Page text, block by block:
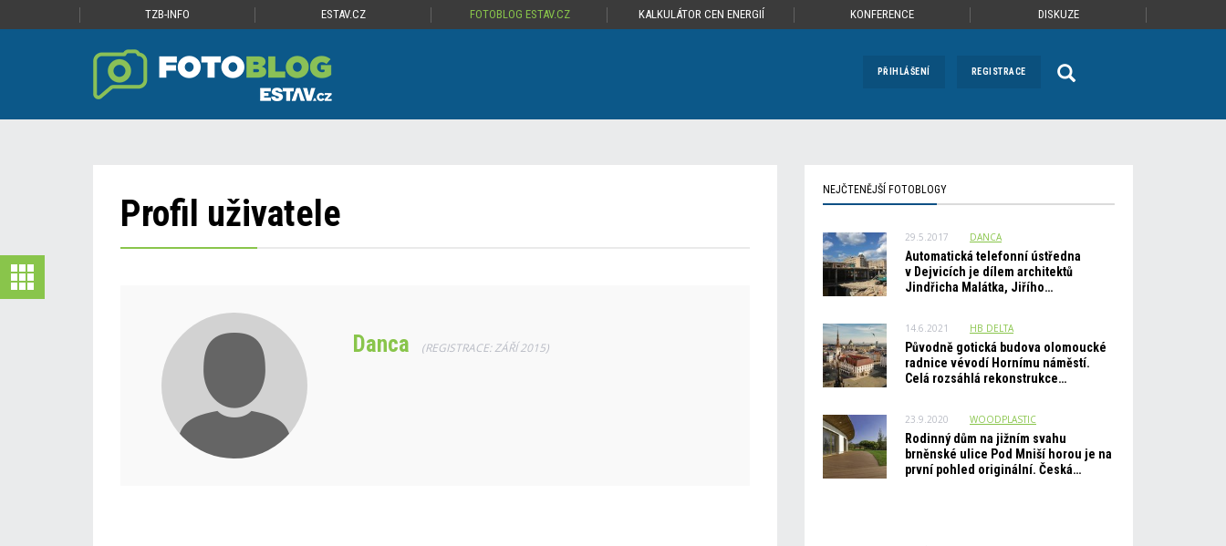
TZB-INFO ESTAV.CZ FOTOBLOG ESTAV.CZ KALKULÁTOR CEN ENERGIÍ KONFERENCE DISKUZE
PŘIHLÁŠENÍ REGISTRACE
Profil uživatele
Danca (REGISTRACE: ZÁŘÍ 2015)
NEJČTENĚJŠÍ FOTOBLOGY
29.5.2017 DANCA
Automatická telefonní ústředna
v Dejvicích je dílem architektů
Jindřicha Malátka, Jiřího…
14.6.2021 HB_DELTA
Původně gotická budova olomoucké
radnice vévodí Hornímu náměstí.
Celá rozsáhlá rekonstrukce…
23.9.2020 WOODPLASTIC
Rodinný dům na jižním svahu
brněnské ulice Pod Mniší horou je na
první pohled originální. Česká…